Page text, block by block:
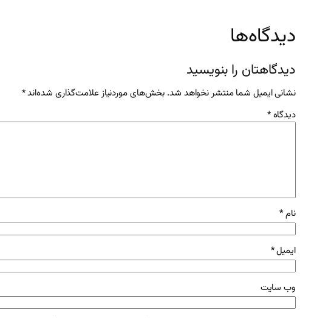
دیدگاه‌ها
دیدگاهتان را بنویسید
نشانی ایمیل شما منتشر نخواهد شد. بخش‌های موردنیاز علامت‌گذاری شده‌اند*
دیدگاه*
نام*
ایمیل*
وب‌ سایت